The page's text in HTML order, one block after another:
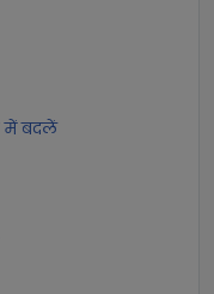
में बदलें